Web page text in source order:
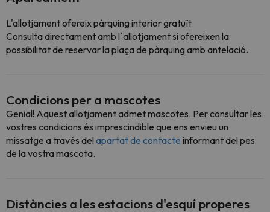
L'allotjament ofereix pàrquing interior gratuït
Consulta directament amb l´allotjament si ofereixen la
possibilitat de reservar la plaça de pàrquing amb antelació.
Condicions per a mascotes
Genial! Aquest allotjament admet mascotes. Per consultar les
vostres condicions és imprescindible que ens envieu un
missatge a través del apartat de contacte informant del pes
de la vostra mascota.
Distàncies a les estacions d'esquí properes